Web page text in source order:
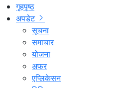
गृहपृष्ठ
अपडेट
सूचना
समाचार
योजना
अफर
एप्लिकेसन